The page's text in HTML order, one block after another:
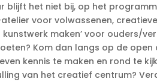
blijft het niet bij, op het
voor volwassenen,
kunstwerk maken’ voor ouders/
Kom dan langs op de open
kennis te maken en rond te
van het creatief centrum?